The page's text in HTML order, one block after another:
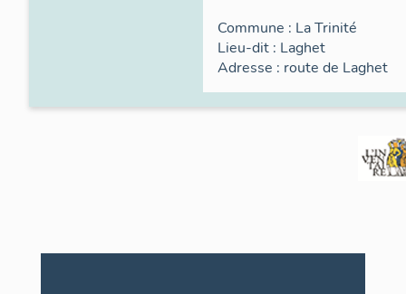
Commune : La Trinité
Lieu-dit : Laghet
Adresse : route de Laghet